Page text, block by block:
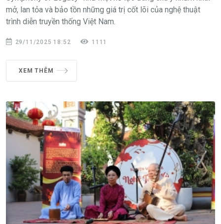
mở, lan tỏa và bảo tồn những giá trị cốt lõi của nghệ thuật
trình diễn truyền thống Việt Nam.
29/11/2025 18:52 1111
XEM THÊM